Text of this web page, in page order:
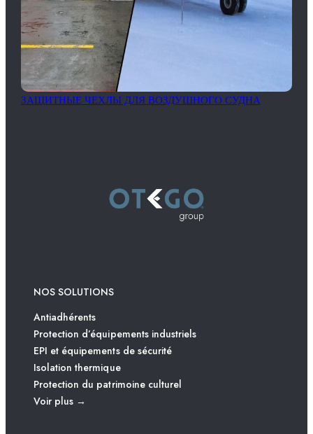
ЗАЩИТНЫЕ ЧЕХЛЫ ДЛЯ ВОЗДУШНОГО СУДНА
NOS SOLUTIONS
Antiadhérents
Protection d’équipements industriels
EPI et équipements de sécurité
Isolation thermique
Protection du patrimoine culturel
Voir plus →